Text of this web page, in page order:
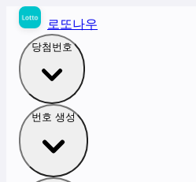
로또나우
당첨번호
번호 생성